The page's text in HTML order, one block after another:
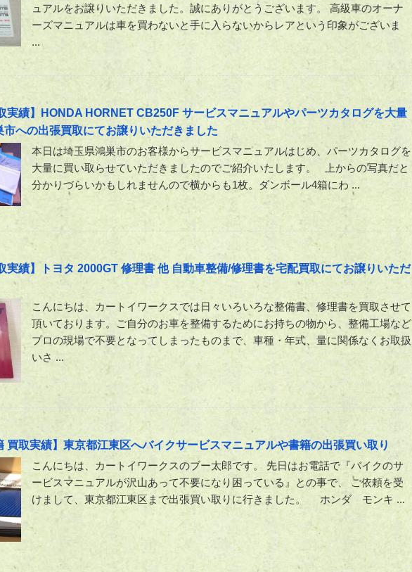
ュアルをお譲りいただきました。誠にありがとうございます。 高級車のオーナ
ーズマニュアルは車を買わないと手に入らないからレアという印象がございま
...
実績】HONDA HORNET CB250F サービスマニュアルやパーツカタログを大量
市への出張買取にてお譲りいただきました
本日は埼玉県鴻巣市のお客様からサービスマニュアルはじめ、パーツカタログを
大量に買い取らせていただきましたのでご紹介いたします。 上からの写真だと
分かりづらいかもしれませんので横からも1枚。ダンボール4箱にわ ...
実績】トヨタ 2000GT 修理書 他 自動車整備/修理書を宅配買取にてお譲りいただ
こんにちは、カートイワークスでは日々いろいろな整備書、修理書を買取させて
頂いております。ご自分のお車を整備するためにお持ちの物から、整備工場など
プロの現場で不要となってしまったものまで、車種・年式、量に関係なくお取扱
いさ ...
買取実績】東京都江東区へバイクサービスマニュアルや書籍の出張買い取り
こんにちは、カートイワークスのブー太郎です。 先日はお電話で『バイクのサ
ービスマニュアルが沢山あって不要になり困っている』との事で、 ご依頼を受
けまして、東京都江東区まで出張買い取りに行きました。 ホンダ モンキ ...